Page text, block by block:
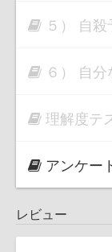
５） 自
６） 自
理解度テ
アンケー
レビュー